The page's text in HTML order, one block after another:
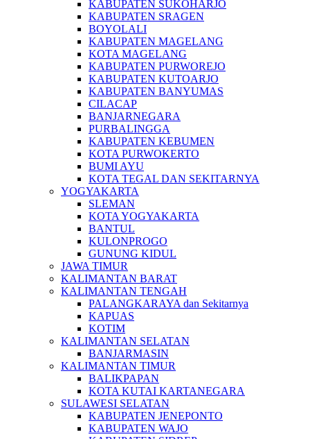
KABUPATEN SUKOHARJO
KABUPATEN SRAGEN
BOYOLALI
KABUPATEN MAGELANG
KOTA MAGELANG
KABUPATEN PURWOREJO
KABUPATEN KUTOARJO
KABUPATEN BANYUMAS
CILACAP
BANJARNEGARA
PURBALINGGA
KABUPATEN KEBUMEN
KOTA PURWOKERTO
BUMI AYU
KOTA TEGAL DAN SEKITARNYA
YOGYAKARTA
SLEMAN
KOTA YOGYAKARTA
BANTUL
KULONPROGO
GUNUNG KIDUL
JAWA TIMUR
KALIMANTAN BARAT
KALIMANTAN TENGAH
PALANGKARAYA dan Sekitarnya
KAPUAS
KOTIM
KALIMANTAN SELATAN
BANJARMASIN
KALIMANTAN TIMUR
BALIKPAPAN
KOTA KUTAI KARTANEGARA
SULAWESI SELATAN
KABUPATEN JENEPONTO
KABUPATEN WAJO